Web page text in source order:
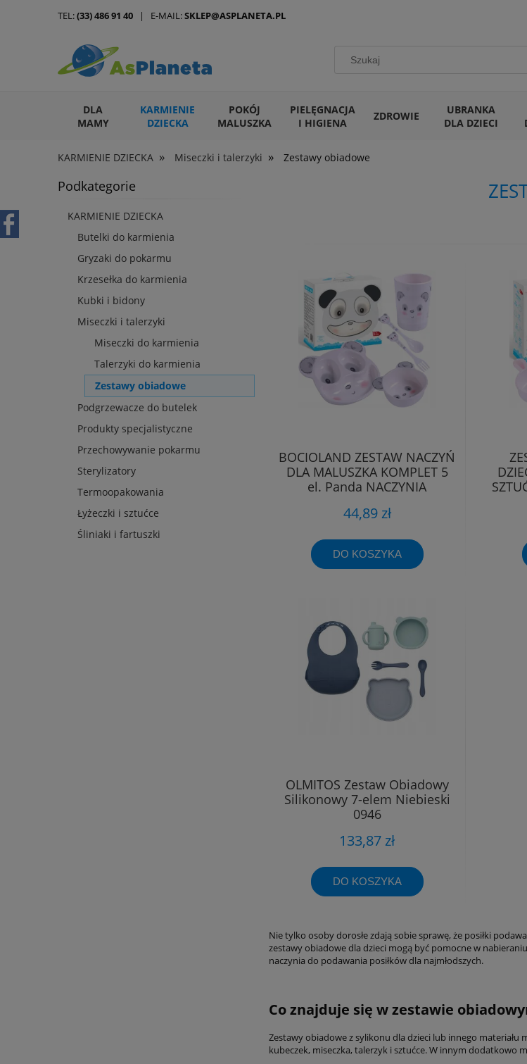
DLA
MAMY
KARMIENIE
DZIECKA
POKÓJ
MALUSZKA
PIELĘGNACJA
I HIGIENA
ZDROWIE
UBRANKA
DLA DZIECI
ARTYKUŁY DLA ZWIERZĄT
KARMIENIE DZIECKA » Miseczki i talerzyki » Zestawy obiadowe
TEL:(33) 486 91 40 | E-MAIL:SKLEP@ASPLANETA.PL
Podkategorie
KARMIENIE DZIECKA
Butelki do karmienia
Gryzaki do pokarmu
Krzesełka do karmienia
Kubki i bidony
Miseczki i talerzyki
Miseczki do karmienia
Talerzyki do karmienia
Zestawy obiadowe
Podgrzewacze do butelek
Produkty specjalistyczne
Przechowywanie pokarmu
Sterylizatory
Termoopakowania
Łyżeczki i sztućce
Śliniaki i fartuszki
BOCIOLAND ZESTAW NACZYŃ
DLA MALUSZKA KOMPLET 5
el. Panda NACZYNIA
44,89 zł
DO KOSZYKA
OLMITOS Zestaw Obiadowy
Silikonowy 7-elem Niebieski
0946
133,87 zł
DO KOSZYKA
Nie tylko osoby dorosłe zdają sobie sprawę, że posiłki
zestawy obiadowe dla dzieci mogą być pomocne w
naczynia do podawania posiłków dla najmłodszych.
Co znajduje się w zestawie
Zestawy obiadowe z sylikonu dla dzieci lub innego materiału
kubeczek, miseczka, talerzyk i sztućce. W innym dodatkowo